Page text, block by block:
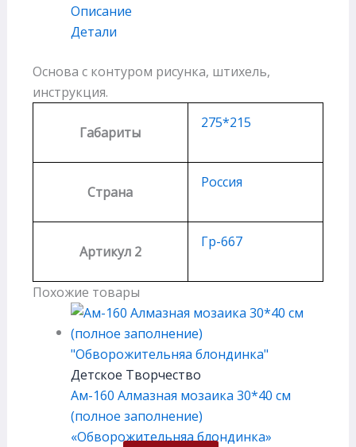
Описание
Детали
Основа с контуром рисунка, штихель,
инструкция.
Габариты
275*215
Страна
Россия
Артикул 2
Гр-667
Похожие товары
Детское Творчество
Ам-160 Алмазная мозаика 30*40 см
(полное заполнение)
«Обворожительняа блондинка»